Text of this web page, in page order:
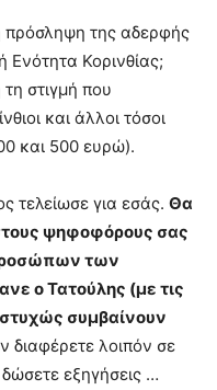
πρόσληψη της αδερφής
Ενότητα Κορινθίας;
στιγμή που
και άλλοι τόσοι
και 500 ευρώ).
τελείωσε για εσάς. Θα
ψηφοφόρους σας
των
ο Τατούλης (με τις
συμβαίνουν
διαφέρετε λοιπόν σε
εξηγήσεις …